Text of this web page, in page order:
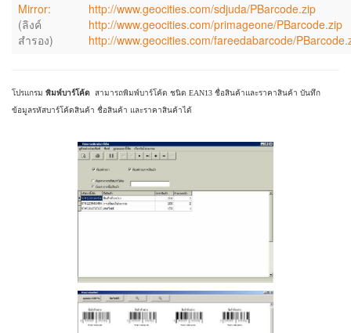
Mirror:
(ลิงค์
สำรอง)
http://www.geocities.com/sdjuda/PBarcode.zip
http://www.geocities.com/primageone/PBarcode.zip
http://www.geocities.com/fareedabarcode/
โปรแกรม พิมพ์บาร์โค้ด
สามารถพิมพ์บาร์โค้ด ชนิด EAN13 ชื่อสินค้าและราคาสินค้า บันทึก
ข้อมูลรหัสบาร์โค้ดสินค้า ชื่อสินค้า และราคาสินค้าได้